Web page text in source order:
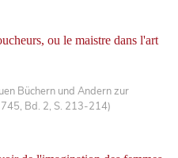
ou le maistre dans l'art
Büchern und Andern zur
Bd. 2, S. 213-214)